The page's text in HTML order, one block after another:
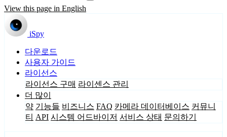
View this page in English
iSpy
다운로드
사용자 가이드
라이선스
라이선스 구매 라이센스 관리
더 많이
약 기능들 비즈니스 FAQ 카메라 데이터베이스 커뮤니
티 API 시스템 어드바이저 서비스 상태 문의하기